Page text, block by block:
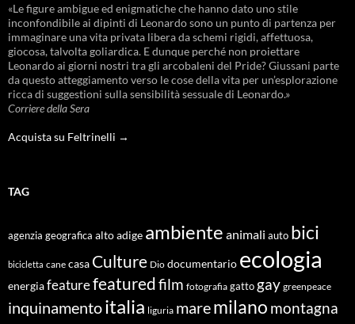
«Le figure ambigue ed enigmatiche che hanno dato uno stile
inconfondibile ai dipinti di Leonardo sono un punto di partenza per
immaginare una vita privata libera da schemi rigidi, affettuosa,
giocosa, talvolta goliardica. E dunque perché non proiettare
Leonardo ai giorni nostri tra gli arcobaleni del Pride? Giussani parte
da questo atteggiamento verso le cose della vita per un’esplorazione
ricca di suggestioni sulla sensibilità sessuale di Leonardo.»
Corriere della Sera
Acquista su Feltrinelli →
TAG
agenzia geografica alto adige ambiente animali auto bici
bicicletta cane casa Culture Dio documentario ecologia
energiafeaturefeaturedfilm fotografia gatto gay greenpeace
inquinamentoitalia liguria maremilano montagna